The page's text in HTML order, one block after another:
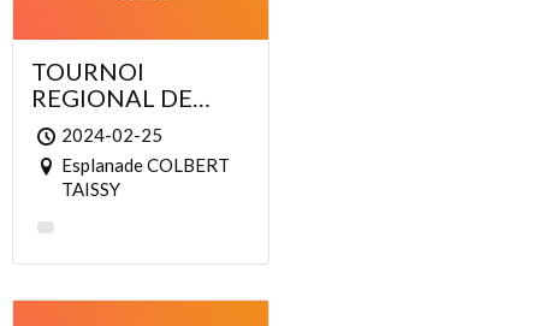
TOURNOI
REGIONAL DE
L’ASTT TAISSY
TROPHE
FRANCOIS
GRIEDER
2024-02-25
Esplanade COLBERT
TAISSY